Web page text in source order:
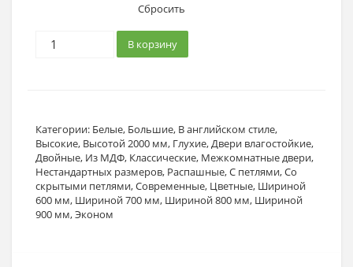
Сбросить
В корзину
Категории: Белые, Большие, В английском стиле,
Высокие, Высотой 2000 мм, Глухие,Двери влагостойкие,
Двойные, Из МДФ, Классические, Межкомнатные двери,
Нестандартных размеров, Распашные,С петлями,Со
скрытыми петлями,Современные, Цветные, Шириной
600 мм, Шириной 700 мм, Шириной 800 мм, Шириной
900 мм,Эконом